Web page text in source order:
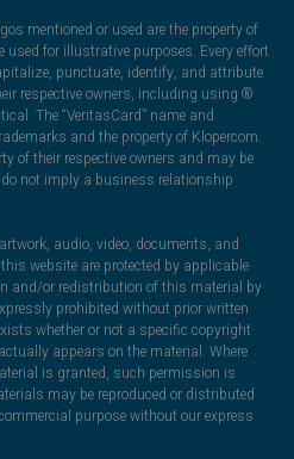
mentioned or used are the property of
used for illustrative purposes. Every effort
punctuate, identify, and attribute
respective owners, including using ®
The “VeritasCard” name and
and the property of Klopercom.
of their respective owners and may be
not imply a business relationship
audio, video, documents, and
website are protected by applicable
and/or redistribution of this material by
prohibited without prior written
whether or not a specific copyright
appears on the material. Where
is granted, such permission is
may be reproduced or distributed
purpose without our express